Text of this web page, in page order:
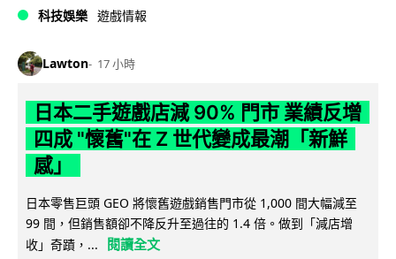
科技娛樂 遊戲情報
Lawton 17 小時
日本二手遊戲店減 90% 門市 業績反增
四成 "懷舊"在 Z 世代變成最潮「新鮮
感」
日本零售巨頭 GEO 將懷舊遊戲銷售門市從 1,000 間大幅減至
99 間，但銷售額卻不降反升至過往的 1.4 倍。做到「減店增
收」奇蹟，...
閱讀全文